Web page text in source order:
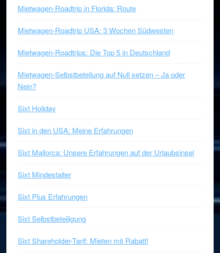
Mietwagen-Roadtrip in Florida: Route
Mietwagen-Roadtrip USA: 3 Wochen Südwesten
Mietwagen-Roadtrips: Die Top 5 in Deutschland
Mietwagen-Selbstbeteilung auf Null setzen – Ja oder
Nein?
Sixt Holiday
Sixt in den USA: Meine Erfahrungen
Sixt Mallorca: Unsere Erfahrungen auf der Urlaubsinsel
Sixt Mindestalter
Sixt Plus Erfahrungen
Sixt Selbstbeteiligung
Sixt Shareholder-Tarif: Mieten mit Rabatt!